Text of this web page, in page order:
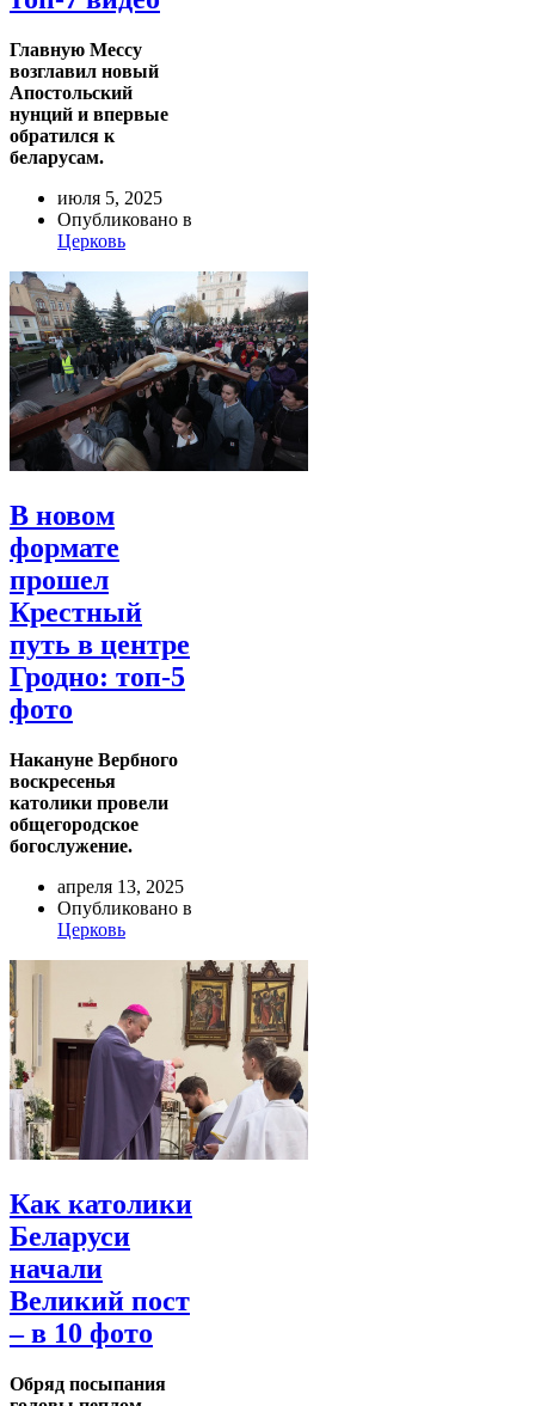
Главную Мессу
возглавил новый
Апостольский
нунций и впервые
обратился к
беларусам.
июля 5, 2025
Опубликовано в
Церковь
В новом
формате
прошел
Крестный
путь в центре
Гродно: топ-5
фото
Накануне Вербного
воскресенья
католики провели
общегородское
богослужение.
апреля 13, 2025
Опубликовано в
Церковь
Как католики
Беларуси
начали
Великий пост
– в 10 фото
Обряд посыпания